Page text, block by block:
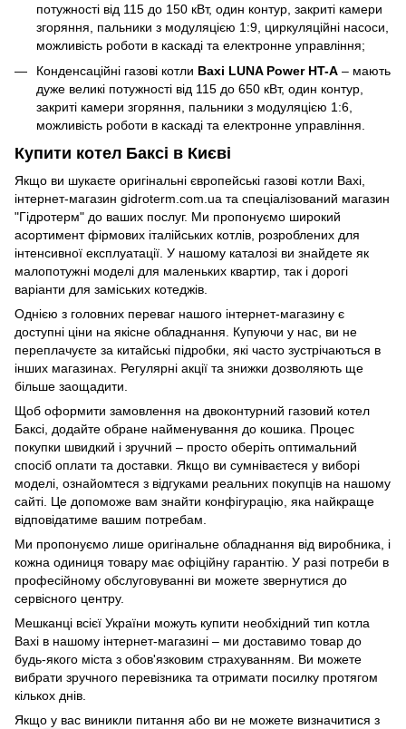
потужності від 115 до 150 кВт, один контур, закриті камери
згоряння, пальники з модуляцією 1:9, циркуляційні насоси,
можливість роботи в каскаді та електронне управління;
Конденсаційні газові котли Baxi LUNA Power HT-A – мають
дуже великі потужності від 115 до 650 кВт, один контур,
закриті камери згоряння, пальники з модуляцією 1:6,
можливість роботи в каскаді та електронне управління.
Купити котел Баксі в Києві
Якщо ви шукаєте оригінальні європейські газові котли Baxi,
інтернет-магазин gidroterm.com.ua та спеціалізований магазин
"Гідротерм" до ваших послуг. Ми пропонуємо широкий
асортимент фірмових італійських котлів, розроблених для
інтенсивної експлуатації. У нашому каталозі ви знайдете як
малопотужні моделі для маленьких квартир, так і дорогі
варіанти для заміських котеджів.
Однією з головних переваг нашого інтернет-магазину є
доступні ціни на якісне обладнання. Купуючи у нас, ви не
переплачуєте за китайські підробки, які часто зустрічаються в
інших магазинах. Регулярні акції та знижки дозволяють ще
більше заощадити.
Щоб оформити замовлення на двоконтурний газовий котел
Баксі, додайте обране найменування до кошика. Процес
покупки швидкий і зручний – просто оберіть оптимальний
спосіб оплати та доставки. Якщо ви сумніваєтеся у виборі
моделі, ознайомтеся з відгуками реальних покупців на нашому
сайті. Це допоможе вам знайти конфігурацію, яка найкраще
відповідатиме вашим потребам.
Ми пропонуємо лише оригінальне обладнання від виробника, і
кожна одиниця товару має офіційну гарантію. У разі потреби в
професійному обслуговуванні ви можете звернутися до
сервісного центру.
Мешканці всієї України можуть купити необхідний тип котла
Baxi в нашому інтернет-магазині – ми доставимо товар до
будь-якого міста з обов'язковим страхуванням. Ви можете
вибрати зручного перевізника та отримати посилку протягом
кількох днів.
Якщо у вас виникли питання або ви не можете визначитися з